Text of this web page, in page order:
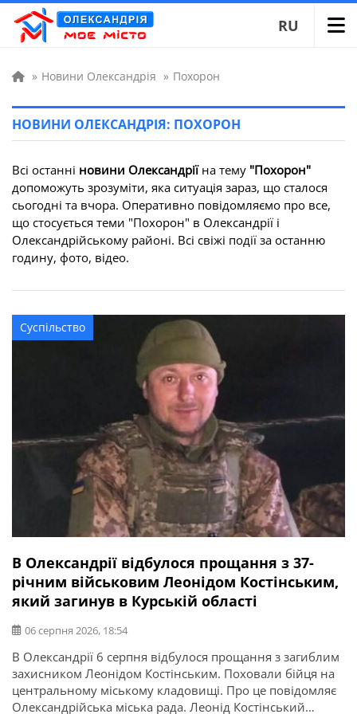
RU
» Новини Олександрія » Похорон
НОВИНИ ОЛЕКСАНДРІЯ: ПОХОРОН
Всі останні новини Олександріїна тему "Похорон"
допоможуть зрозуміти, яка ситуація зараз, що сталося
сьогодні та вчора. Оперативно повідомляємо про все,
що стосується теми "Похорон" в Олександрії і
Олександрійському районі. Всі свіжі події за останню
годину, фото, відео.
Суспільство
В Олександрії відбулося прощання з 37-
річним військовим Леонідом Костінським,
який загинув в Курській області
06 серпня 2026, 18:54
В Олександрії 6 серпня відбулося прощання з загиблим
захисником Леонідом Костінським. Поховали бійця на
центральному міському кладовищі. Про це повідомляє
Олександрійська міська рада. Леонід Костінський